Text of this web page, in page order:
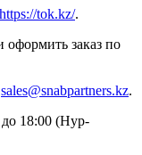
https://tok.kz/.
заказ по
sales@snabpartners.kz.
до 18:00 (Нур-